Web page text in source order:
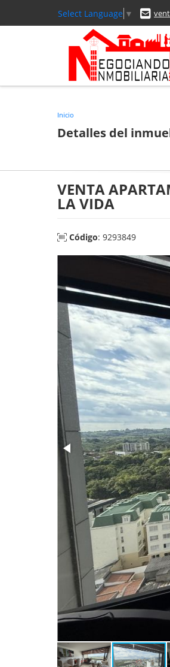
Select Language ▼
Inicio
Detalles del
VENTA
LA VIDA
Código: 9293849